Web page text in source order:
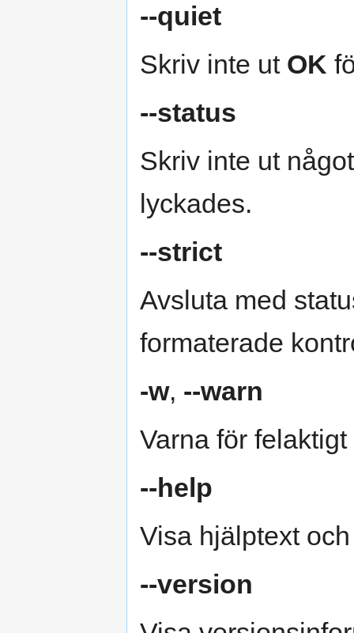
--quiet
Skriv inte ut OK
--status
Skriv inte ut
lyckades.
--strict
Avsluta med
formaterade
-w, --warn
Varna för
--help
Visa hjälptext
--version